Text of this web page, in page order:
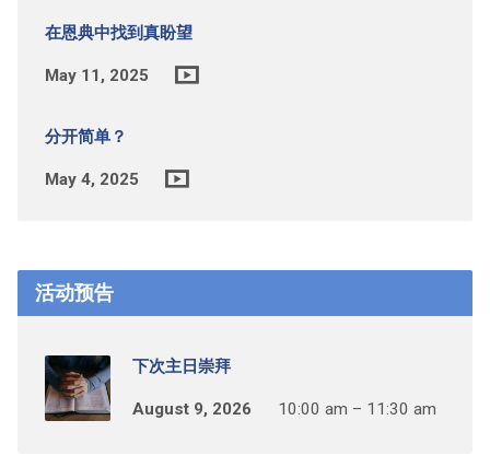
在恩典中找到真盼望
May 11, 2025
分开简单？
May 4, 2025
活动预告
下次主日崇拜
August 9, 2026 10:00 am – 11:30 am